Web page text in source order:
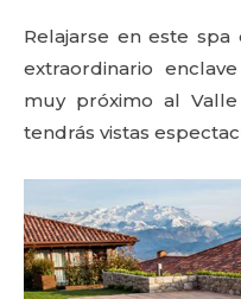
Relajarse en este
extraordinario
muy próximo al
tendrás vistas